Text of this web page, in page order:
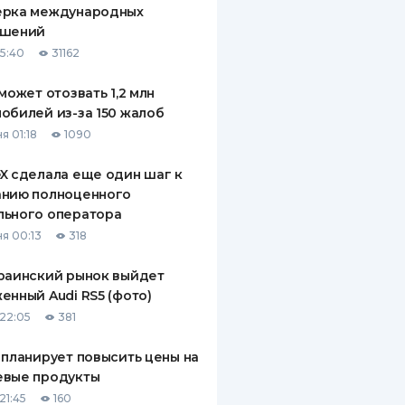
ПО
КОМПАНИИ
И ОПЛАТА
международных
31162
отозвать 1,2 млн
из-за 150 жалоб
01:18 1090
сделала еще один шаг к
полноценного
оператора
00:13 318
рынок выйдет
Audi RS5 (фото)
381
повысить цены на
продукты
160